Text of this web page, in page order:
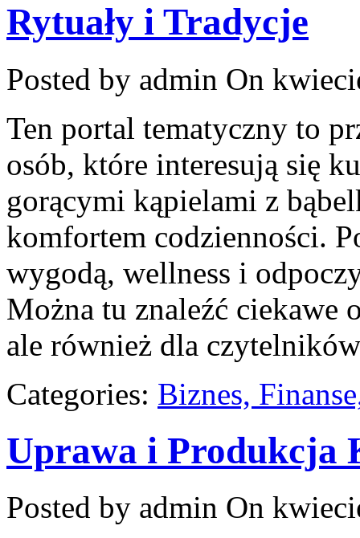
Rytuały i Tradycje
Posted by admin On
Ten portal tematyczny to
osób, które interesują się
gorącymi kąpielami z
komfortem codzienności.
wygodą, wellness i
Można tu znaleźć ciekawe
ale również dla
Categories: Biznes,
Uprawa i Produkcja
Posted by admin On